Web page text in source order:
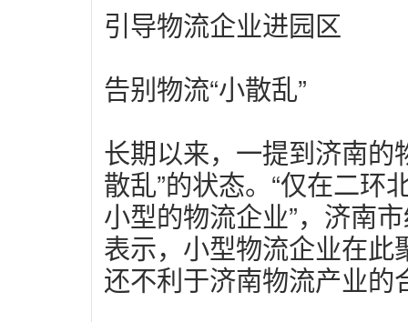
引导物流企业进园区
告别物流“小散乱”
长期以来，一提到济南的
散乱”的状态。“仅在二环
小型的物流企业”，济南
表示，小型物流企业在
还不利于济南物流产业的